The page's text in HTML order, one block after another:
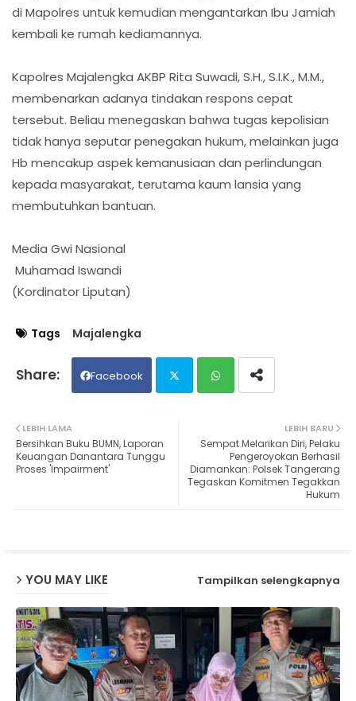
di Mapolres untuk kemudian mengantarkan Ibu Jamiah
kembali ke rumah kediamannya.
Kapolres Majalengka AKBP Rita Suwadi, S.H., S.I.K., M.M.,
membenarkan adanya tindakan respons cepat
tersebut. Beliau menegaskan bahwa tugas kepolisian
tidak hanya seputar penegakan hukum, melainkan juga
Hb mencakup aspek kemanusiaan dan perlindungan
kepada masyarakat, terutama kaum lansia yang
membutuhkan bantuan.
Media Gwi Nasional
Muhamad Iswandi
(Kordinator Liputan)
Tags Majalengka
Facebook
ats
ap
LEBIH BARU
Sempat Melarikan Diri, Pelaku
Pengeroyokan Berhasil
Diamankan: Polsek Tangerang
Tegaskan Komitmen Tegakkan
Hukum
LEBIH LAMA
Bersihkan Buku BUMN, Laporan
Keuangan Danantara Tunggu
Proses 'Impairment'
YOU MAY LIKE Tampilkan selengkapnya